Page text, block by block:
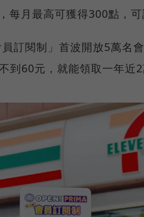
每月最高可獲得300點，
員訂閱制」首波開放5萬名
到60元，就能領取一年近2